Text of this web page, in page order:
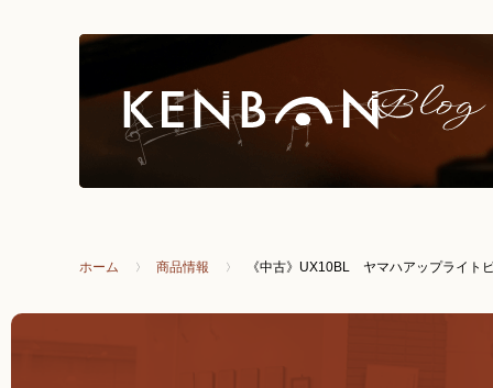
ホーム 商品情報 《中古》UX10BL ヤマハアップライト